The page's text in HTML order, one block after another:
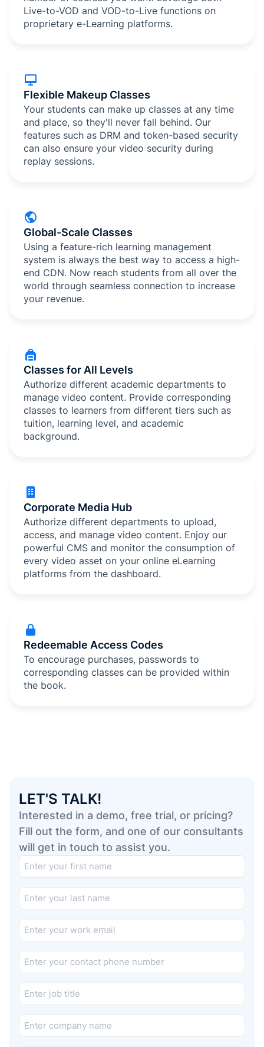
Live-to-VOD and VOD-to-Live functions on
proprietary e-Learning platforms.
Flexible Makeup Classes
Your students can make up classes at any time
and place, so they'll never fall behind. Our
features such as DRM and token-based security
can also ensure your video security during
replay sessions.
Global-Scale Classes
Using a feature-rich learning management
system is always the best way to access a high-
end CDN. Now reach students from all over the
world through seamless connection to increase
your revenue.
Classes for All Levels
Authorize different academic departments to
manage video content. Provide corresponding
classes to learners from different tiers such as
tuition, learning level, and academic
background.
Corporate Media Hub
Authorize different departments to upload,
access, and manage video content. Enjoy our
powerful CMS and monitor the consumption of
every video asset on your online eLearning
platforms from the dashboard.
Redeemable Access Codes
To encourage purchases, passwords to
corresponding classes can be provided within
the book.
LET'S TALK!
Interested in a demo, free trial, or pricing?
Fill out the form, and one of our consultants
will get in touch to assist you.